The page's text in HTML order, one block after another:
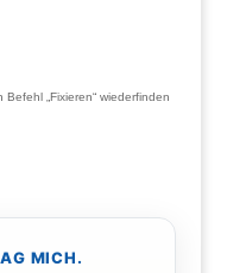
„Fixieren“ wiederfinden
MICH.